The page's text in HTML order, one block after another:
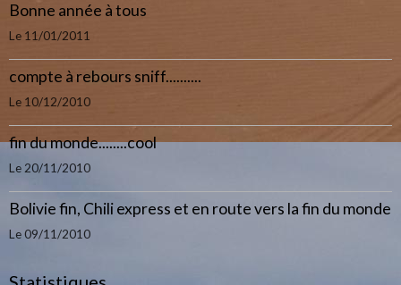
Bonne année à tous
Le 11/01/2011
compte à rebours sniff..........
Le 10/12/2010
fin du monde........cool
Le 20/11/2010
Bolivie fin, Chili express et en route vers la fin du monde
Le 09/11/2010